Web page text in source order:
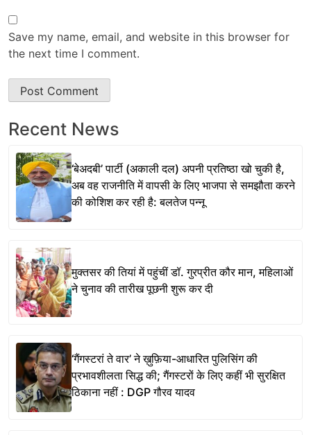
Save my name, email, and website in this browser for
the next time I comment.
Recent News
‘बेअदबी’ पार्टी (अकाली दल) अपनी प्रतिष्ठा खो चुकी है,
अब वह राजनीति में वापसी के लिए भाजपा से समझौता करने
की कोशिश कर रही है: बलतेज पन्नू
मुक्तसर की तियां में पहुंचीं डॉ. गुरप्रीत कौर मान, महिलाओं
ने चुनाव की तारीख पूछनी शुरू कर दी
‘गैंगस्टरां ते वार’ ने ख़ुफ़िया-आधारित पुलिसिंग की
प्रभावशीलता सिद्ध की; गैंगस्टरों के लिए कहीं भी सुरक्षित
ठिकाना नहीं : DGP गौरव यादव